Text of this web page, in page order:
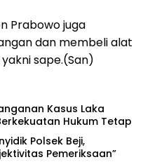
Prabowo juga
dan membeli alat
sape.(San)
Kasus Laka
Hukum Tetap
Polsek Beji,
Pemeriksaan”